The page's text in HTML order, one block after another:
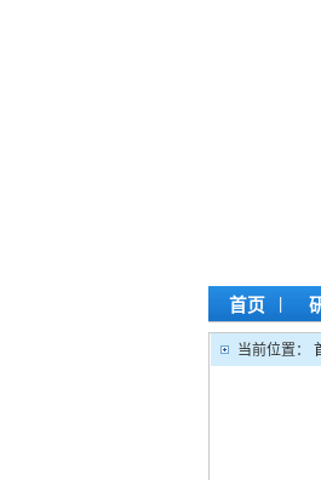
首页 |
当前位置：